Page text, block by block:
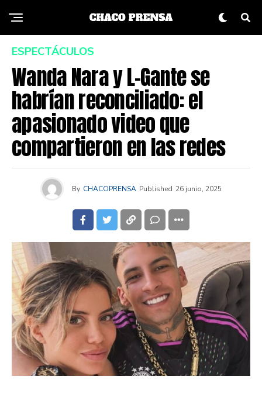
ESPECTÁCULOS
Wanda Nara y L-Gante se
habrían reconciliado: el
apasionado video que
compartieron en las redes
By CHACOPRENSA Published 26 junio, 2025